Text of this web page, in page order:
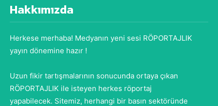
Hakkımızda
Herkese merhaba! Medyanın yeni sesi RÖPORTAJLIK
yayın dönemine hazır !
Uzun fikir tartışmalarının sonucunda ortaya çıkan
RÖPORTAJLIK ile isteyen herkes röportaj
yapabilecek. Sitemiz, herhangi bir basın sektöründe